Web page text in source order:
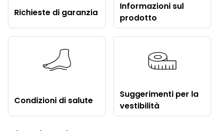
Richieste di garanzia
Informazioni sul
prodotto
Condizioni di salute
Suggerimenti per la
vestibilità